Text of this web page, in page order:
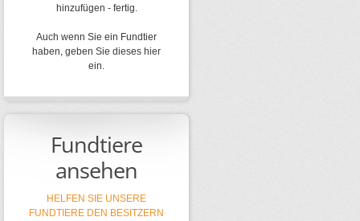
hinzufügen - fertig.
Auch wenn Sie ein Fundtier
haben, geben Sie dieses hier
ein.
Fundtiere
ansehen
HELFEN SIE UNSERE
FUNDTIERE DEN BESITZERN